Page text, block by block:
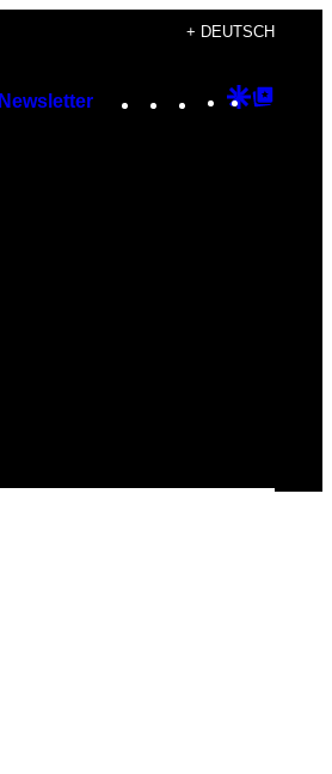
+ DEUTSCH
Newsletter Instagram
TikTok
YouTube
Google